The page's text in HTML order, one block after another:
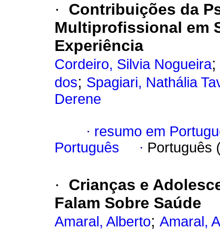
·
Contribuições da
Multiprofissional em
Experiência
Cordeiro, Silvia Nogueira;
dos; Spagiari, Nathália
Derene
· resumo em
Português
· Português
·
Crianças e
Falam Sobre Saúde
Amaral, Alberto; Amaral,